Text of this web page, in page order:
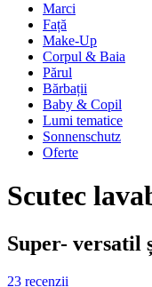
Marci
Față
Make-Up
Corpul & Baia
Părul
Bărbații
Baby & Copil
Lumi tematice
Sonnenschutz
Oferte
Scutec
Super- versatil
23 recenzii